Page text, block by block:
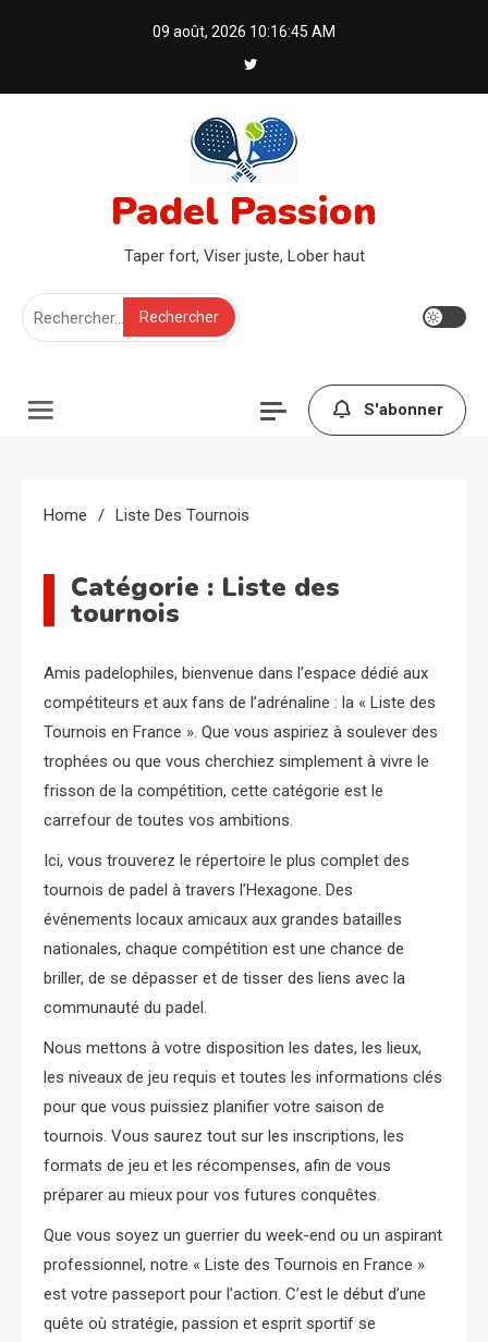
09 août, 2026 10:16:45 AM
Padel Passion
Taper fort, Viser juste, Lober haut
S'abonner
Home Liste Des Tournois
Catégorie : Liste des
tournois
Amis padelophiles, bienvenue dans l’espace dédié aux
compétiteurs et aux fans de l’adrénaline : la « Liste des
Tournois en France ». Que vous aspiriez à soulever des
trophées ou que vous cherchiez simplement à vivre le
frisson de la compétition, cette catégorie est le
carrefour de toutes vos ambitions.
Ici, vous trouverez le répertoire le plus complet des
tournois de padel à travers l’Hexagone. Des
événements locaux amicaux aux grandes batailles
nationales, chaque compétition est une chance de
briller, de se dépasser et de tisser des liens avec la
communauté du padel.
Nous mettons à votre disposition les dates, les lieux,
les niveaux de jeu requis et toutes les informations clés
pour que vous puissiez planifier votre saison de
tournois. Vous saurez tout sur les inscriptions, les
formats de jeu et les récompenses, afin de vous
préparer au mieux pour vos futures conquêtes.
Que vous soyez un guerrier du week-end ou un aspirant
professionnel, notre « Liste des Tournois en France »
est votre passeport pour l’action. C’est le début d’une
quête où stratégie, passion et esprit sportif se